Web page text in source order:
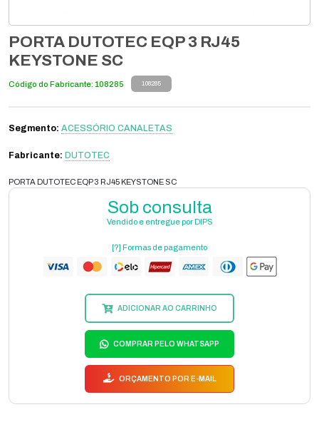
PORTA DUTOTEC EQP 3 RJ45
KEYSTONE SC
Código do Fabricante: 108285 108285
Segmento: ACESSÓRIO CANALETAS
Fabricante: DUTOTEC
PORTA DUTOTEC EQP 3 RJ45 KEYSTONE SC
Sob consulta
Vendido e entregue por DIPS
[?] Formas de pagamento
ADICIONAR AO CARRINHO
COMPRAR PELO WHATSAPP
ORÇAMENTO POR E-MAIL